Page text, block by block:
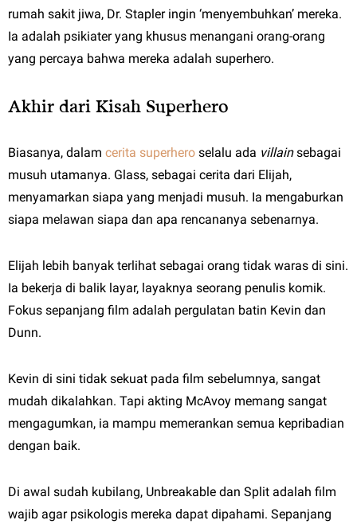
rumah sakit jiwa, Dr. Stapler ingin ‘menyembuhkan’ mereka.
Ia adalah psikiater yang khusus menangani orang-orang
yang percaya bahwa mereka adalah superhero.
Akhir dari Kisah Superhero
Biasanya, dalam cerita superhero selalu ada villainsebagai
musuh utamanya. Glass, sebagai cerita dari Elijah,
menyamarkan siapa yang menjadi musuh. Ia mengaburkan
siapa melawan siapa dan apa rencananya sebenarnya.
Elijah lebih banyak terlihat sebagai orang tidak waras di sini.
Ia bekerja di balik layar, layaknya seorang penulis komik.
Fokus sepanjang film adalah pergulatan batin Kevin dan
Dunn.
Kevin di sini tidak sekuat pada film sebelumnya, sangat
mudah dikalahkan. Tapi akting McAvoy memang sangat
mengagumkan, ia mampu memerankan semua kepribadian
dengan baik.
Di awal sudah kubilang, Unbreakable dan Split adalah film
wajib agar psikologis mereka dapat dipahami. Sepanjang